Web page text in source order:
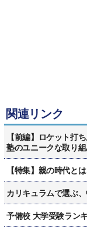
関連リンク
【前編】ロケット打
塾のユニークな取り
【特集】親の時代と
カリキュラムで選ぶ
予備校 大学受験ラン